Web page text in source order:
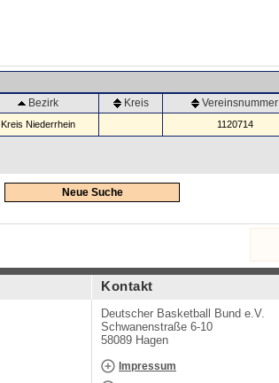
Bezirk Kreis Vereinsnummer
Kreis Niederrhein 1120714
Neue Suche
Kontakt
Deutscher Basketball Bund e.V.
Schwanenstraße 6-10
58089 Hagen
Impressum